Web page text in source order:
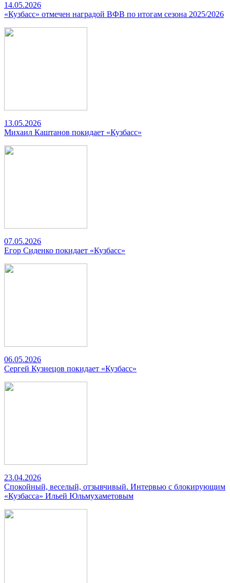
14.05.2026
«Кузбасс» отмечен наградой ВФВ по итогам сезона 2025/2026
13.05.2026
Михаил Каштанов покидает «Кузбасс»
07.05.2026
Егор Сиденко покидает «Кузбасс»
06.05.2026
Сергей Кузнецов покидает «Кузбасс»
23.04.2026
Спокойный, веселый, отзывчивый. Интервью с блокирующим
«Кузбасса» Ильей Юльмухаметовым